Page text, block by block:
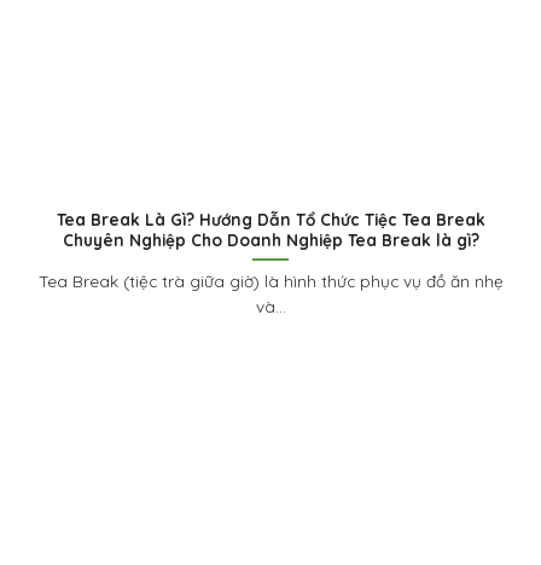
Tea Break Là Gì? Hướng Dẫn Tổ Chức Tiệc Tea Break
Chuyên Nghiệp Cho Doanh Nghiệp Tea Break là gì?
Tea Break (tiệc trà giữa giờ) là hình thức phục vụ đồ ăn nhẹ
và...